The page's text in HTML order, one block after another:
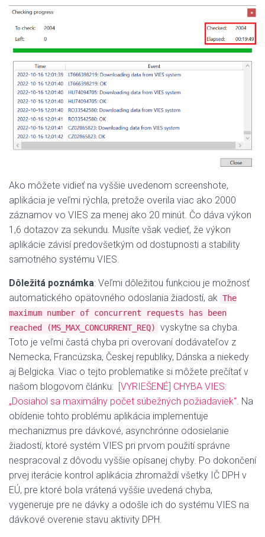
Ako môžete vidieť na vyššie uvedenom screenshote,
aplikácia je veľmi rýchla, pretože overila viac ako 2000
záznamov vo VIES za menej ako 20 minút. Čo dáva výkon
1,6 dotazov za sekundu. Musíte však vedieť, že výkon
aplikácie závisí predovšetkým od dostupnosti a stability
samotného systému VIES.
Dôležitá poznámka: Veľmi dôležitou funkciou je možnosť
automatického opätovného odoslania žiadostí, ak The
maximum number of concurrent requests has been
reached (MS_MAX_CONCURRENT_REQ)
vyskytne sa chyba.
Toto je veľmi častá chyba pri overovaní dodávateľov z
Nemecka, Francúzska, Českej republiky, Dánska a niekedy
aj Belgicka. Viac o tejto problematike si môžete prečítať v
našom blogovom článku:
[VYRIEŠENÉ] CHYBA VIES:
„Dosiahol sa maximálny počet súbežných požiadaviek“. Na
obídenie tohto problému aplikácia implementuje
mechanizmus pre dávkové, asynchrónne odosielanie
žiadostí, ktoré systém VIES pri prvom použití správne
nespracoval z dôvodu vyššie opísanej chyby. Po dokončení
prvej iterácie kontrol aplikácia zhromaždí všetky IČ DPH v
EÚ, pre ktoré bola vrátená vyššie uvedená chyba,
vygeneruje pre ne dávky a odošle ich do systému VIES na
dávkové overenie stavu aktivity DPH.